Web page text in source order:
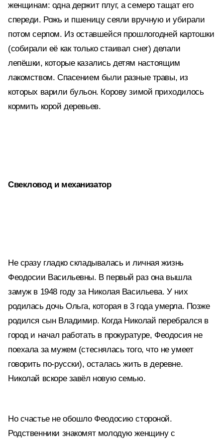
женщинам: одна держит плуг, а семеро тащат его
спереди. Рожь и пшеницу сеяли вручную и убирали
потом серпом. Из оставшейся прошлогодней картошки
(собирали её как только стаивал снег) делали
лепёшки, которые казались детям настоящим
лакомством. Спасением были разные травы, из
которых варили бульон. Корову зимой приходилось
кормить корой деревьев.
Свекловод и механизатор
Не сразу гладко складывалась и личная жизнь
Феодосии Васильевны. В первый раз она вышла
замуж в 1948 году за Николая Васильева. У них
родилась дочь Ольга, которая в 3 года умерла. Позже
родился сын Владимир. Когда Николай перебрался в
город и начал работать в прокуратуре, Феодосия не
поехала за мужем (стеснялась того, что не умеет
говорить по-русски), осталась жить в деревне.
Николай вскоре завёл новую семью.
Но счастье не обошло Феодосию стороной.
Родственники знакомят молодую женщину с